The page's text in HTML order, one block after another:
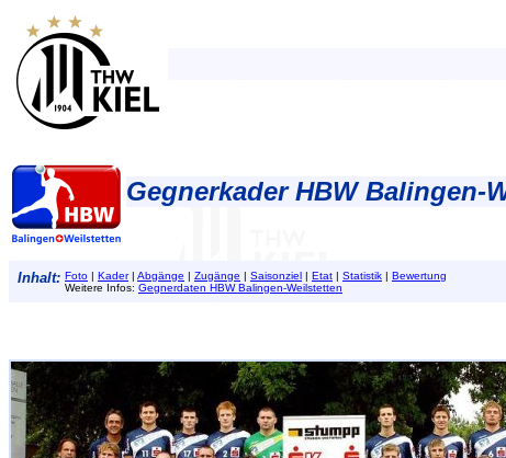
Gegnerkader HBW Balingen-
Inhalt: Foto | Kader| Abgänge | Zugänge | Saisonziel | Etat | Statistik | Bewertung
Weitere Infos: Gegnerdaten HBW Balingen-Weilstetten